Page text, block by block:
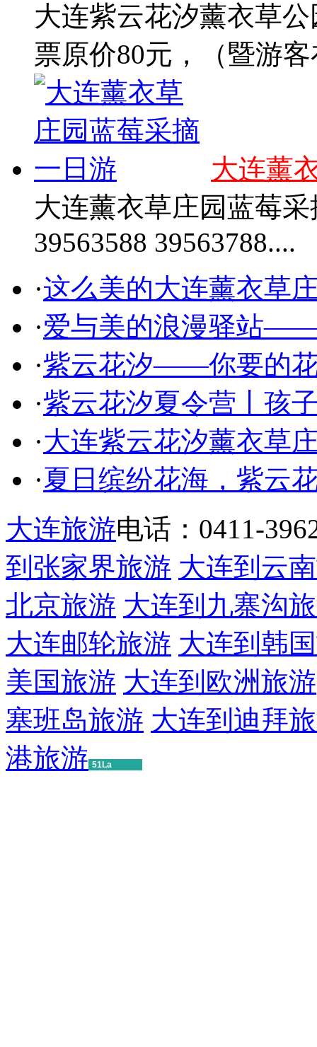
大连紫云花汐薰衣草
票原价80元，（暨游
大连薰
大连薰衣草庄园蓝莓
39563588 39563788....
·这么美的大连薰衣草
·爱与美的浪漫驿站
·紫云花汐——你要的
·紫云花汐夏令营丨孩
·大连紫云花汐薰衣草
·夏日缤纷花海，紫云
大连旅游电话：0411-
到张家界旅游 大连到云
北京旅游 大连到九寨沟
大连邮轮旅游 大连到韩
美国旅游 大连到欧洲旅游
塞班岛旅游 大连到迪拜
港旅游 51La